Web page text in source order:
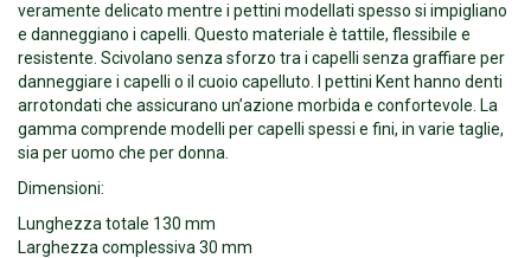
veramente delicato mentre i pettini modellati spesso si impigliano
e danneggiano i capelli. Questo materiale è tattile, flessibile e
resistente. Scivolano senza sforzo tra i capelli senza graffiare per
danneggiare i capelli o il cuoio capelluto. I pettini Kent hanno denti
arrotondati che assicurano un’azione morbida e confortevole. La
gamma comprende modelli per capelli spessi e fini, in varie taglie,
sia per uomo che per donna.
Dimensioni:
Lunghezza totale 130 mm
Larghezza complessiva 30 mm